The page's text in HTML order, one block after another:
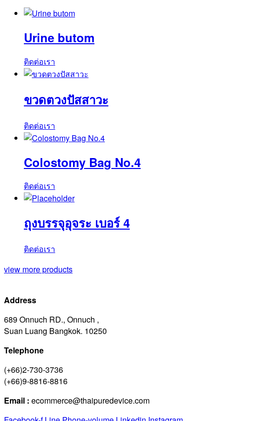
Urine butom
ติดต่อเรา
ขวดตวงปัสสาวะ
ติดต่อเรา
Colostomy Bag No.4
ติดต่อเรา
ถุงบรรจุอุจระ เบอร์ 4
ติดต่อเรา
view more products
Address
689 Onnuch RD., Onnuch ,
Suan Luang Bangkok. 10250
Telephone
(+66)2-730-3736
(+66)9-8816-8816
Email : ecommerce@thaipuredevice.com